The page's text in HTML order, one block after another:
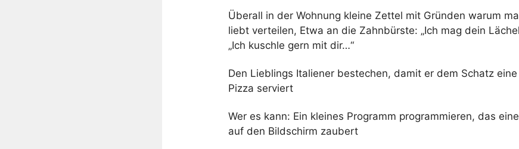
Überall in der Wohnung kleine Zettel mit Gründen warum
liebt verteilen, Etwa an die Zahnbürste: „Ich mag dein
„Ich kuschle gern mit dir…“
Den Lieblings Italiener bestechen, damit er dem Schatz
Pizza serviert
Wer es kann: Ein kleines Programm programmieren, das
auf den Bildschirm zaubert